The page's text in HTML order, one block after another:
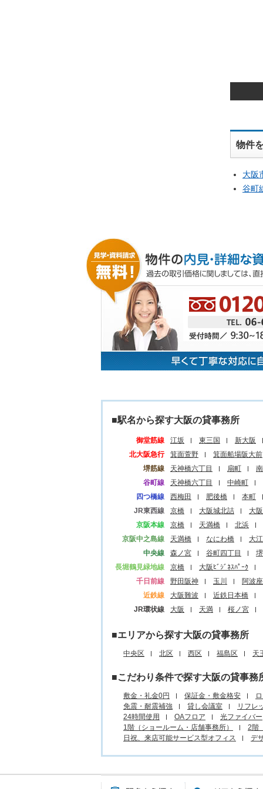
物件
大阪
谷町
■駅名から探す大阪の貸事務所
御堂筋線 江坂 東三国
新大阪
北大阪急行
箕面萱野
箕面船場阪大前
堺筋線
天神橋六丁目 扇町
谷町線
天神橋六丁目
中崎町
四つ橋線
西梅田 肥後橋
本町
JR東西線
京橋 大阪城北詰
大
京阪本線
京橋 天満橋
北浜
京阪中之島線
天満橋 なにわ橋
大
中央線
森ノ宮 谷町四丁目
長堀鶴見緑地線
京橋
大阪ﾋﾞｼﾞﾈｽﾊﾟｰｸ
千日前線
野田阪神 玉川
阿波座
近鉄線
大阪難波
近鉄日本橋
JR環状線
大阪 天満 桜ノ宮
■エリアから探す大阪の貸事務所
中央区 北区 西区 福島区 天
■こだわり条件で探す大阪の貸事務
敷金・礼金0円 保証金・敷金格安
免震・耐震補強
貸し会議室
リフレ
24時間使用
OAフロア
光ファイバー
1階（ショールーム・店舗事務所）
2階
日祝、来店可能サービス型オフィス
デ
駅名から探す所